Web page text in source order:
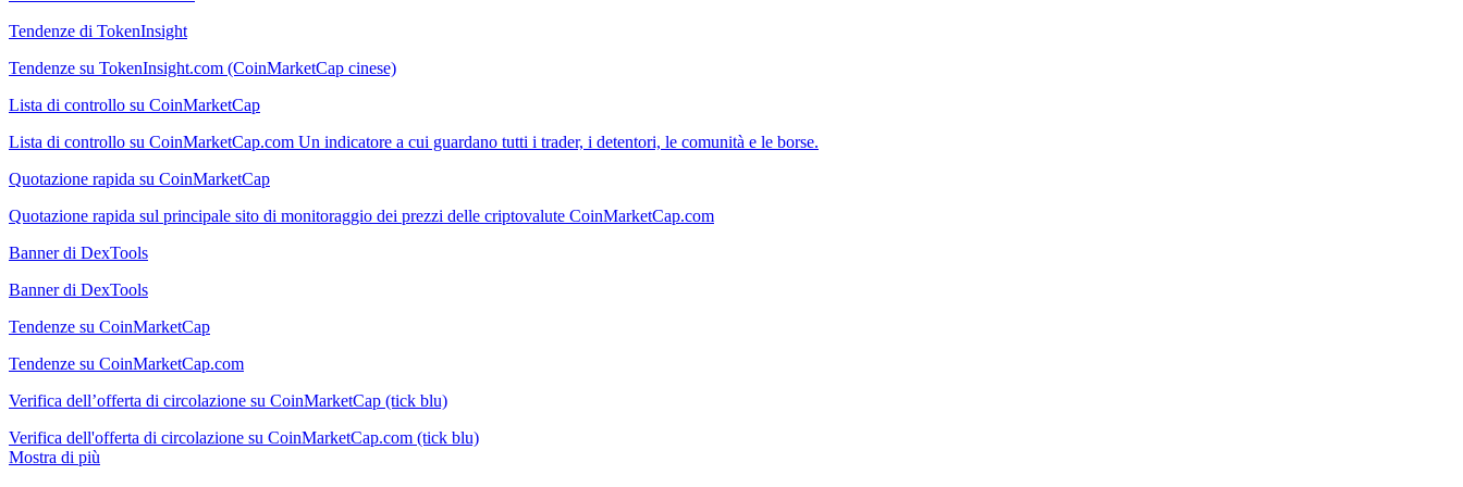
Tendenze di TokenInsight
Tendenze su TokenInsight.com (CoinMarketCap cinese)
Lista di controllo su CoinMarketCap
Lista di controllo su CoinMarketCap.com Un indicatore a cui guardano tutti i trader, i detentori, le comunità e le borse.
Quotazione rapida su CoinMarketCap
Quotazione rapida sul principale sito di monitoraggio dei prezzi delle criptovalute CoinMarketCap.com
Banner di DexTools
Banner di DexTools
Tendenze su CoinMarketCap
Tendenze su CoinMarketCap.com
Verifica dell’offerta di circolazione su CoinMarketCap (tick blu)
Verifica dell'offerta di circolazione su CoinMarketCap.com (tick blu)
Mostra di più